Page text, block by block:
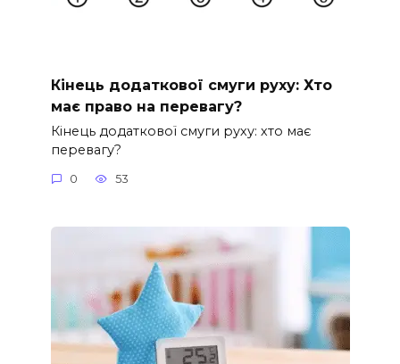
Кінець додаткової смуги руху: Хто
має право на перевагу?
Кінець додаткової смуги руху: хто має
перевагу?
0 53